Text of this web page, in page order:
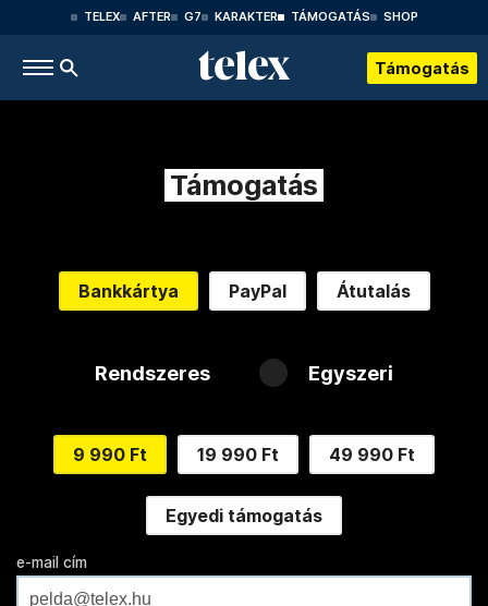
TELEX AFTER G7 KARAKTER TÁMOGATÁS SHOP
Támogatás
Támogatás
Bankkártya PayPal Átutalás
Rendszeres Egyszeri
9 990 Ft 19 990 Ft 49 990 Ft
Egyedi támogatás
e-mail cím